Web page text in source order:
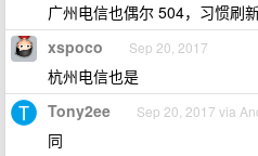
广州电信也偶尔 504，习惯刷
xspoco Sep 20, 2017
杭州电信也是
Tony2ee Sep 20, 2017 via
同